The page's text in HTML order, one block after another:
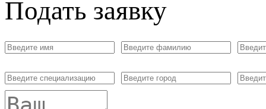
Подать заявку